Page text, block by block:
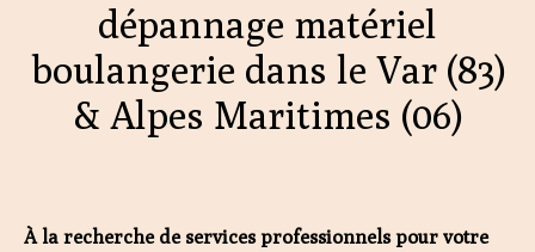
dépannage matériel
boulangerie dans le Var (83)
& Alpes Maritimes (06)
À la recherche de services professionnels pour votre